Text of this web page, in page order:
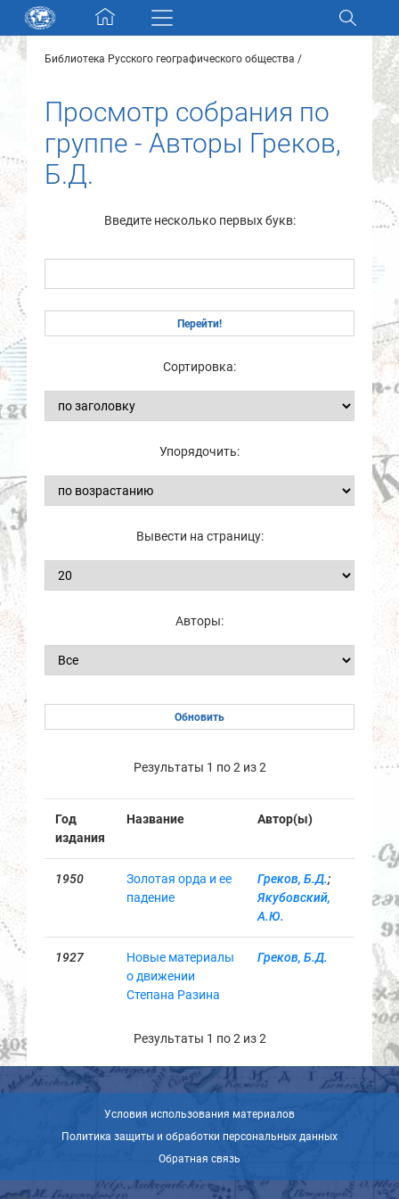
Skip navigation
Разделы и коллекции
Электронный каталог
Новости
О нас
Контакты
Партнеры
Найти
Библиотека Русского географического общества
Просмотр собрания по
группе - Авторы Греков,
Б.Д.
Введите несколько первых букв:
Сортировка:
Упорядочить:
Вывести на страницу:
Авторы:
Результаты 1 по 2 из 2
Год
издания
Название Автор(ы)
1950
Золотая орда и ее
падение
Греков, Б.Д.;
Якубовский,
А.Ю.
1927
Новые материалы
о движении
Степана Разина
Греков, Б.Д.
Результаты 1 по 2 из 2
Условия использования материалов
Политика защиты и обработки персональных данных
Обратная связь